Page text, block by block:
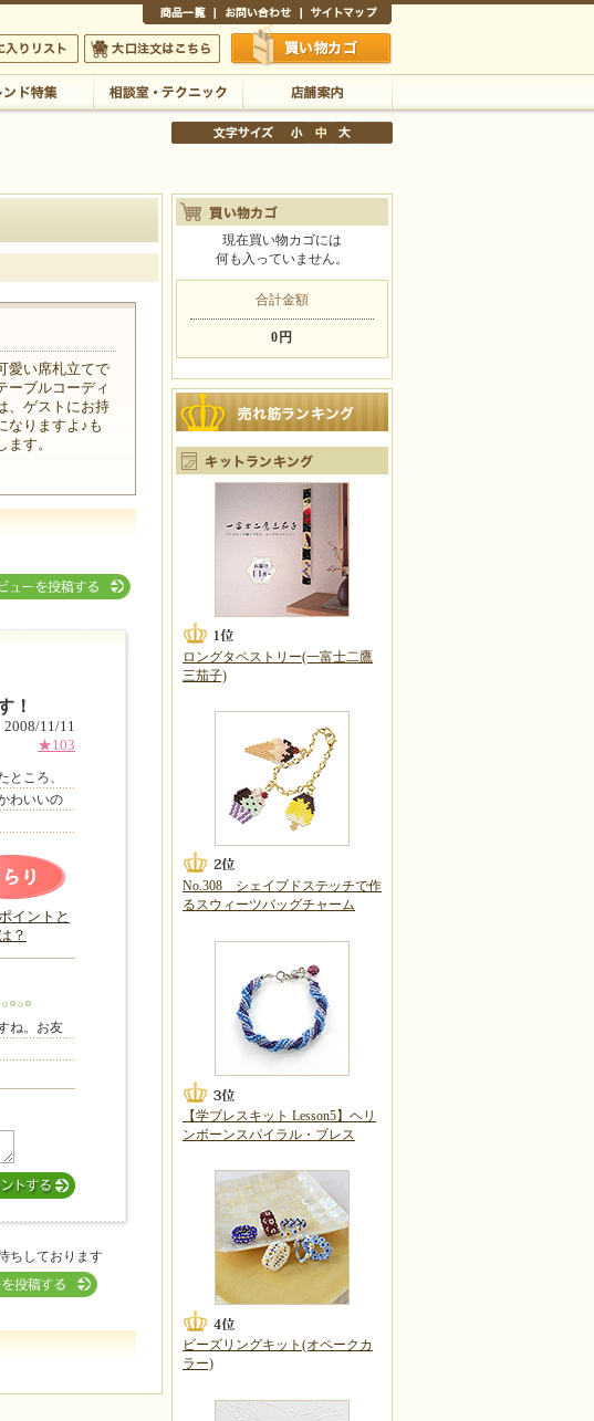
リスト 大口注文はこちら 買い物かご
店舗案内
愛い席札立てで
ーブルコーディ
、ゲストにお持
なりますよ♪も
す。
！
11/11
★103
ころ、
わいいの
イントと
は？
ね。お友
ちしております
現在買い物カゴには
何も入っていません。
合計金額
0円
ロングタペストリー(一富士二鷹
三茄子)
No.308 シェイプドステッチで作
るスウィーツバッグチャーム
【学ブレスキット Lesson5】ヘリ
ンボーンスパイラル・ブレス
ビーズリングキット(オペークカ
ラー)